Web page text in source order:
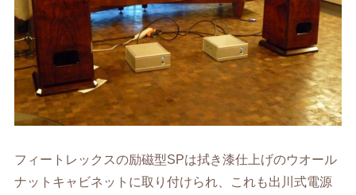
フィートレックスの励磁型SPは拭き漆仕上げのウオール
ナットキャビネットに取り付けられ、これも出川式電源